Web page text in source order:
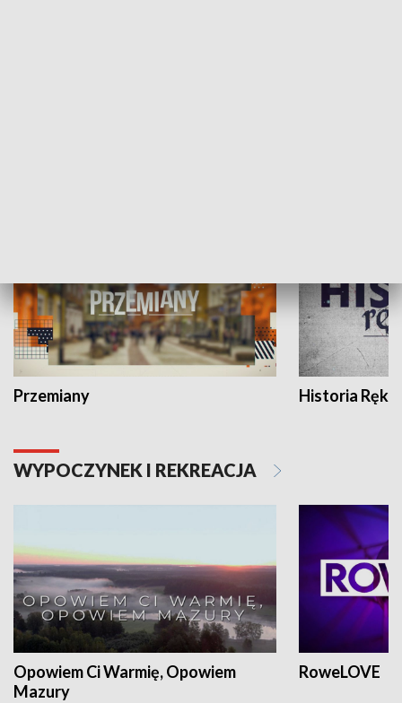
Przemiany Historia Ręką
WYPOCZYNEK I REKREACJA
Opowiem Ci Warmię, Opowiem
Mazury
RoweLOVE